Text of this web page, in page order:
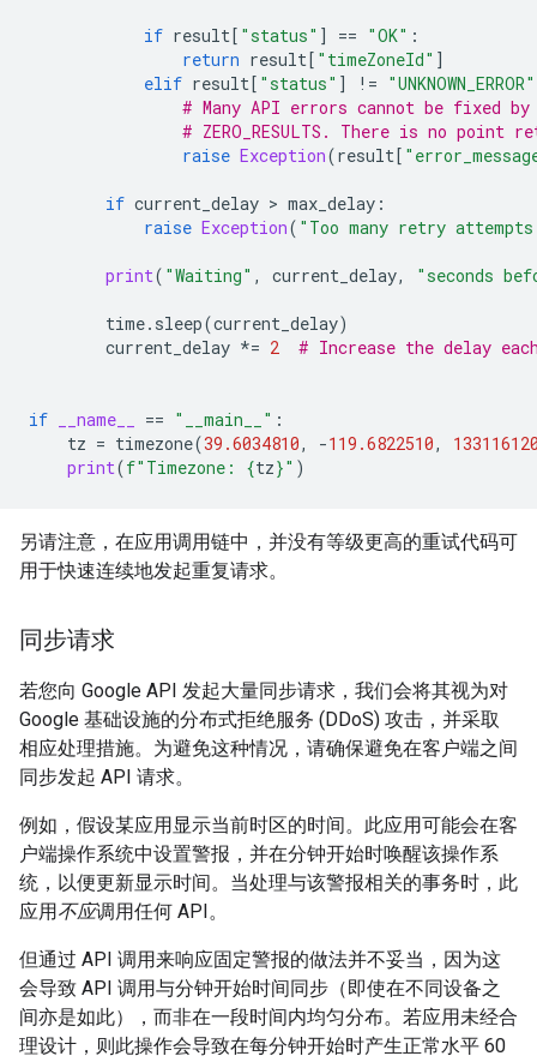
if result[ "status" ] == "OK" :
return result[ "timeZoneId" ]
elif result[ "status" ] != "UNKNOWN_ERROR"
# Many API errors cannot be fixed by
# ZERO_RESULTS. There is no point
raise Exception(result[
if current_delay > max_delay :
raise Exception( "Too many retry
print( "Waiting" , current_delay, "seconds
time. sleep(current_delay)
current_delay *= 2 # Increase the delay
if __name__ == "__main__" :
tz = timezone(39.6034810, -119.6822510,
print(f"Timezone: {tz}" )
另请注意，在应用调用链中，并没有等级更高的重试代码可
用于快速连续地发起重复请求。
同步请求
若您向 Google API 发起大量同步请求，我们会将其视为对
Google 基础设施的分布式拒绝服务 (DDoS) 攻击，并采取
相应处理措施。为避免这种情况，请确保避免在客户端之间
同步发起 API 请求。
例如，假设某应用显示当前时区的时间。此应用可能会在客
户端操作系统中设置警报，并在分钟开始时唤醒该操作系
统，以便更新显示时间。当处理与该警报相关的事务时，此
应用不应调用任何 API。
但通过 API 调用来响应固定警报的做法并不妥当，因为这
会导致 API 调用与分钟开始时间同步（即使在不同设备之
间亦是如此），而非在一段时间内均匀分布。若应用未经合
理设计，则此操作会导致在每分钟开始时产生正常水平 60